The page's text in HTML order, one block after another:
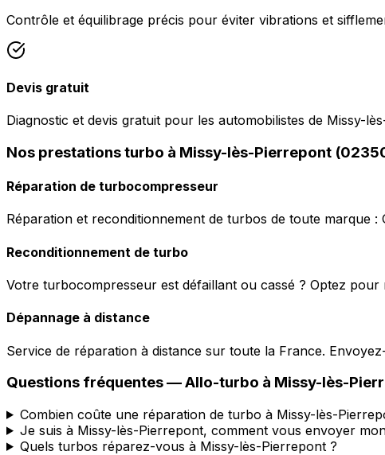
Contrôle et équilibrage précis pour éviter vibrations et
Devis gratuit
Diagnostic et devis gratuit pour les automobilistes de Missy-
Nos prestations turbo à Missy-lès-Pierrepont
Réparation de turbocompresseur
Réparation et reconditionnement de turbos de toute marque
Reconditionnement de turbo
Votre turbocompresseur est défaillant ou cassé ? Optez
Dépannage à distance
Service de réparation à distance sur toute la France.
Questions fréquentes —Allo-turbo à Missy-lès-
Combien coûte une réparation de turbo à Missy-lès-
Je suis à Missy-lès-Pierrepont, comment vous envoyer
Quels turbos réparez-vous à Missy-lès-Pierrepont ?